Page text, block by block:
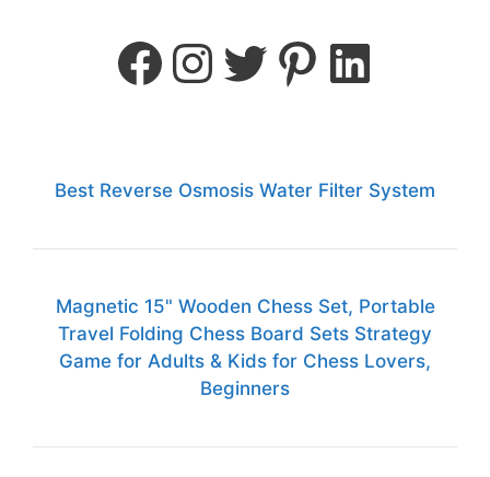
Best Reverse Osmosis Water Filter System
Magnetic 15" Wooden Chess Set, Portable
Travel Folding Chess Board Sets Strategy
Game for Adults & Kids for Chess Lovers,
Beginners